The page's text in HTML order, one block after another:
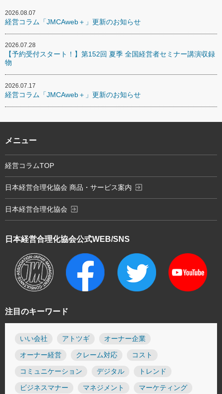
2026.08.07
経営コラム「JMCAweb＋」更新のお知らせ
2026.07.28
【予約受付スタート！】第152回 夏季 全国経営者セミナー講演収録
物
2026.07.17
経営コラム「JMCAweb＋」更新のお知らせ
注目のキーワード
いい会社 アトツギ オーナー企業
オーナー経営 クレーム対応 コスト
コミュニケーション デジタル トレンド
ビジネスマナー マネジメント マーケティング
日本経営合理化協会公式WEB/SNS
メニュー
経営コラムTOP
日本経営合理化協会 商品・サービス案内 exit_to_app
日本経営合理化協会 exit_to_app